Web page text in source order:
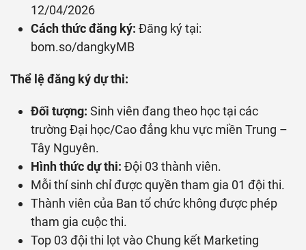
12/04/2026
Cách thức đăng ký: Đăng ký tại:
bom.so/dangkyMB
Thể lệ đăng ký dự thi:
Đối tượng: Sinh viên đang theo học tại các
trường Đại học/Cao đẳng khu vực miền Trung –
Tây Nguyên.
Hình thức dự thi: Đội 03 thành viên.
Mỗi thí sinh chỉ được quyền tham gia 01 đội thi.
Thành viên của Ban tổ chức không được phép
tham gia cuộc thi.
Top 03 đội thi lọt vào Chung kết Marketing